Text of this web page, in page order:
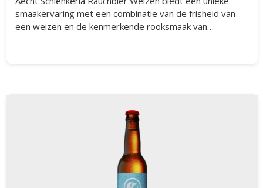
smaakervaring met een combinatie van de frisheid van
een weizen en de kenmerkende rooksmaak van